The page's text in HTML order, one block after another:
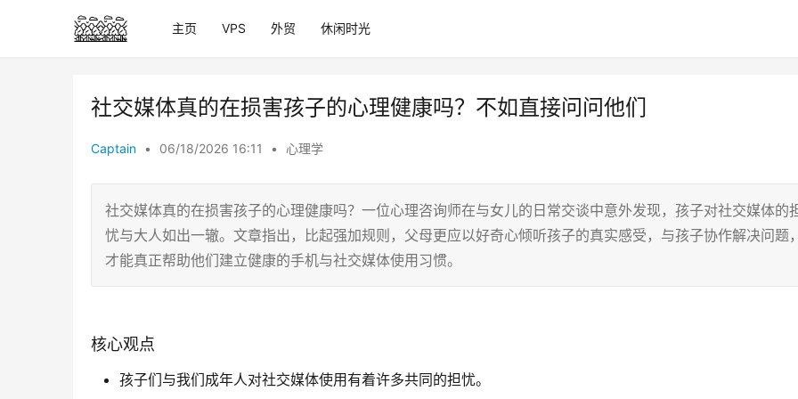
主页 VPS 外贸 休闲时光
社交媒体真的在损害孩子的心理健康吗？不如直接问问他们
Captain • 06/18/2026 16:11 • 心理学
社交媒体真的在损害孩子的心理健康吗？一位心理咨询师在与女儿的日常交谈中意外发现，孩子对社交媒体的
忧与大人如出一辙。文章指出，比起强加规则，父母更应以好奇心倾听孩子的真实感受，与孩子协作解决问题
才能真正帮助他们建立健康的手机与社交媒体使用习惯。
核心观点
孩子们与我们成年人对社交媒体使用有着许多共同的担忧。